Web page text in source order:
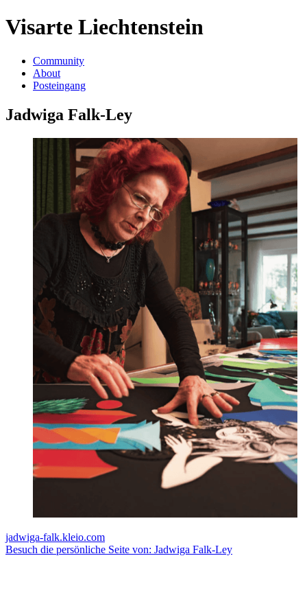
Visarte Liechtenstein
Community
About
Posteingang
Jadwiga Falk-Ley
jadwiga-falk.kleio.com
Besuch die persönliche Seite von: Jadwiga Falk-Ley